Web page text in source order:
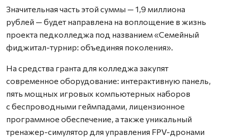
Значительная часть этой суммы — 1,9 миллиона
рублей — будет направлена на воплощение в жизнь
проекта педколледжа под названием «Семейный
фиджитал-турнир: объединяя поколения».
На средства гранта для колледжа закупят
современное оборудование: интерактивную панель,
пять мощных игровых компьютерных наборов
с беспроводными геймпадами, лицензионное
программное обеспечение, а также уникальный
тренажер-симулятор для управления FPV-дронами